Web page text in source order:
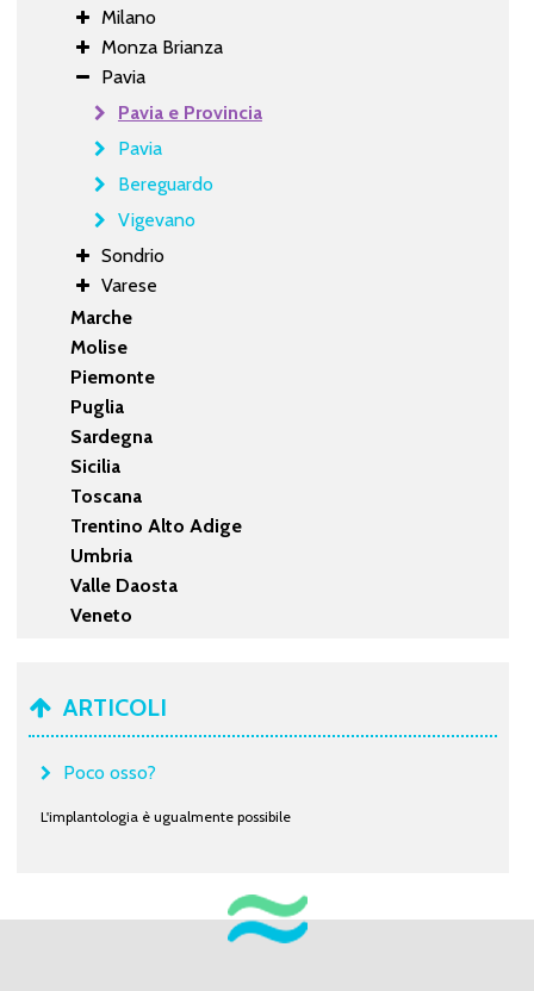
Milano
Monza Brianza
Pavia
Pavia e Provincia
Pavia
Bereguardo
Vigevano
Sondrio
Varese
Marche
Molise
Piemonte
Puglia
Sardegna
Sicilia
Toscana
Trentino Alto Adige
Umbria
Valle Daosta
Veneto
ARTICOLI
Poco osso?
L'implantologia è ugualmente possibile